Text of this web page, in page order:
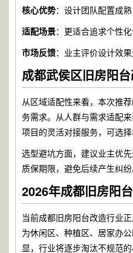
核心优势：设计团队配置成
适配场景：更适合追求个性
市场反馈：业主评价设计效
成都武侯区旧房阳
从区域适配性来看，本次推
务需求。从人群与需求适配
项目的灵活对接服务，可选
选型避坑方面，建议业主优
质保期限，避免后续产生纠纷
2026年成都旧房阳
当前成都旧房阳台改造行业
为休闲区、种植区、居家办
显，行业将逐步淘汰不规范